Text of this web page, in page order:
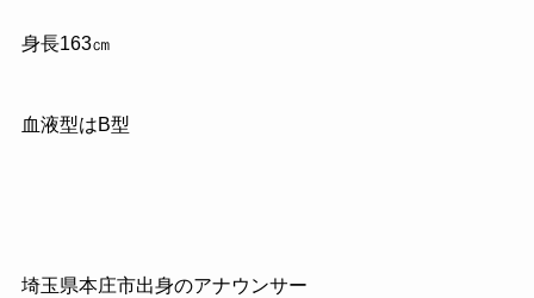
身長163㎝
血液型はB型
埼玉県本庄市出身のアナウンサー